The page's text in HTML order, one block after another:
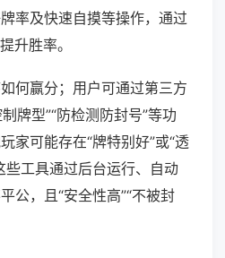
率及快速自摸等操作，通过
升胜率。
何赢分；用户可通过第三方
牌型”“防检测防封号”等功
家可能存在“牌特别好”或“透
些工具通过后台运行、自动
公，且“安全性高”“不被封